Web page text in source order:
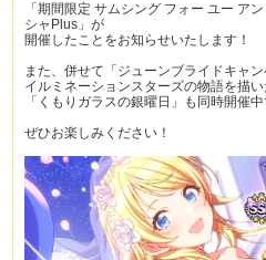
「期間限定 サムシング フォー ユー ア
シャPlus」が
開催したことをお知らせいたします！
また、併せて「ジューンブライドキャン
イルミネーションスターズの物語を描
「くもりガラスの銀曜日」も同時開催中
ぜひお楽しみください！